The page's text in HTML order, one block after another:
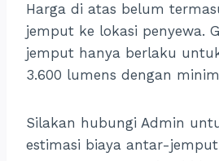
Harga di atas belum
jemput ke lokasi penyewa.
jemput hanya berlaku
3.600 lumens dengan
Silakan hubungi Admin
estimasi biaya antar-